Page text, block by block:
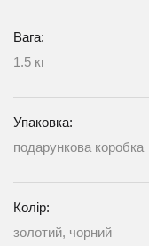
Вага:
1.5 кг
Упаковка:
подарункова коробка
Колір:
золотий, чорний